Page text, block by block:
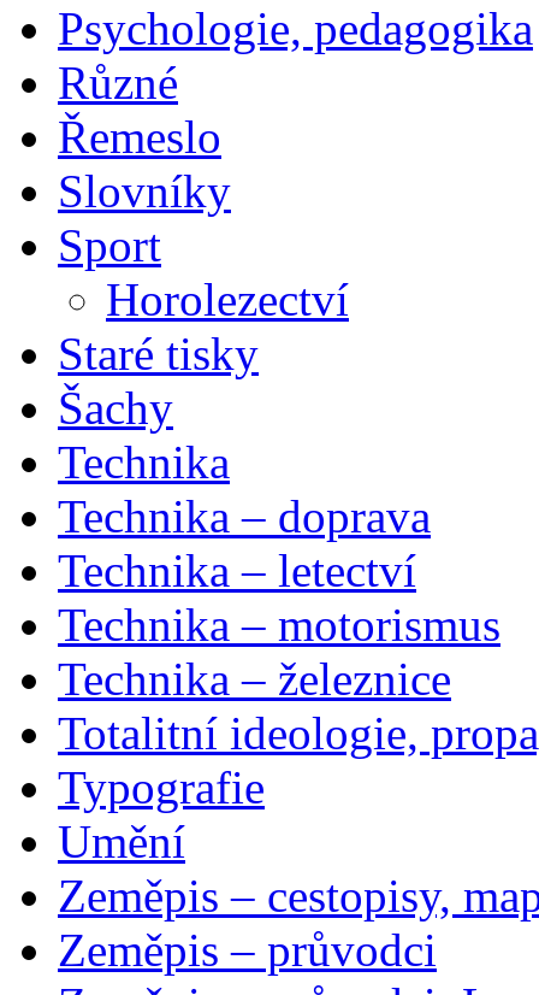
Psychologie, pedagogika
Různé
Řemeslo
Slovníky
Sport
Horolezectví
Staré tisky
Šachy
Technika
Technika – doprava
Technika – letectví
Technika – motorismus
Technika – železnice
Totalitní ideologie,
Typografie
Umění
Zeměpis – cestopisy,
Zeměpis – průvodci